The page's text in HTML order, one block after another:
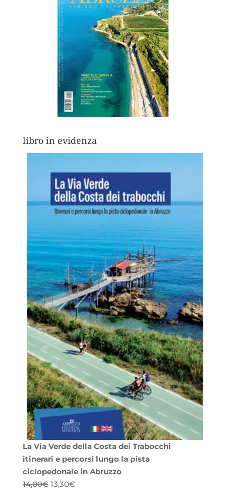
libro in evidenza
La Via Verde della Costa dei Trabocchi
itinerari e percorsi lungo la pista
ciclopedonale in Abruzzo
14,00€ Il
13,30€Il